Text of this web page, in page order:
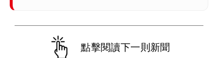
點擊閱讀下一則新聞